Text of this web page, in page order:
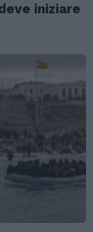
iniziare